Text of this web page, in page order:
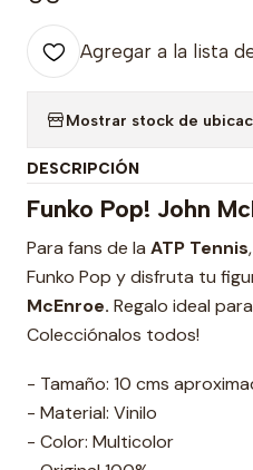
Agregar a la lista
Mostrar stock de
DESCRIPCIÓN
Funko Pop! John
Para fans de la ATP Tennis
Funko Pop y disfruta tu
McEnroe. Regalo ideal
Colecciónalos todos!
- Tamaño: 10 cms
- Material: Vinilo
- Color: Multicolor